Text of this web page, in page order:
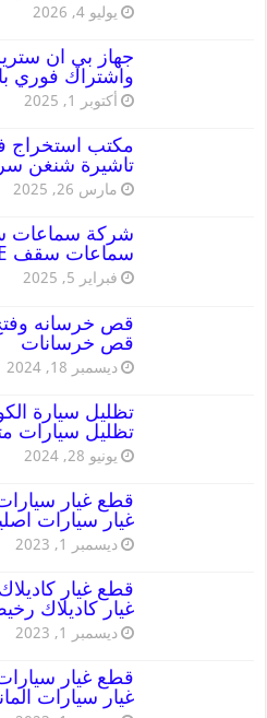
يوليو 4, 2026
واشتراك فوري
أكتوبر 1, 2025
تاشيرة شنغن
مارس 26, 2025
سماعات سقف BOSE أصلية
فبراير 5, 2025
قص خرسانات
ديسمبر 18, 2024
تظليل سيارات
يونيو 28, 2024
غيار سيارات
ديسمبر 1, 2023
غيار كاديلاك
ديسمبر 1, 2023
غيار سيارات